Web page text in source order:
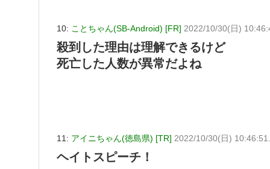
10: ことちゃん(SB-Android) [FR] 2022/10/30(日)
殺到した理由は理解できるけど
死亡した人数が異常だよね
11: アイニちゃん(徳島県) [TR] 2022/10/30(日)
ヘイトスピーチ！